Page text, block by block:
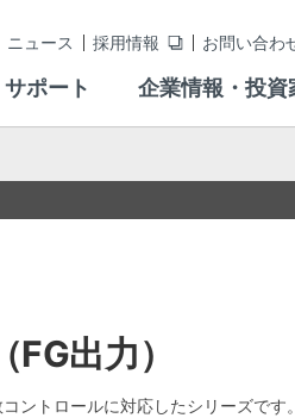
ニュース 採用情報 お問い合わ
ポート 企業情報・投資
出力）
ントロールに対応したシリーズです